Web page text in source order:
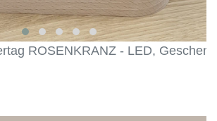
ROSENKRANZ - LED, Geschenk